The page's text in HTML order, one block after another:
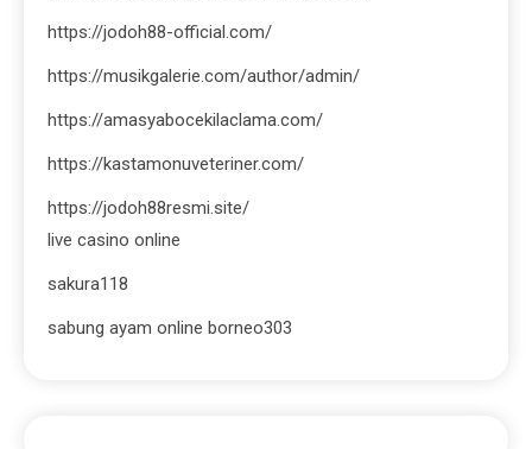
https://jodoh88-official.com/
https://musikgalerie.com/author/admin/
https://amasyabocekilaclama.com/
https://kastamonuveteriner.com/
https://jodoh88resmi.site/
live casino online
sakura118
sabung ayam online borneo303